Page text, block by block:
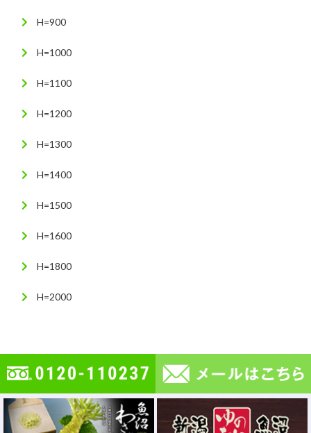
H=900
H=1000
H=1100
H=1200
H=1300
H=1400
H=1500
H=1600
H=1800
H=2000